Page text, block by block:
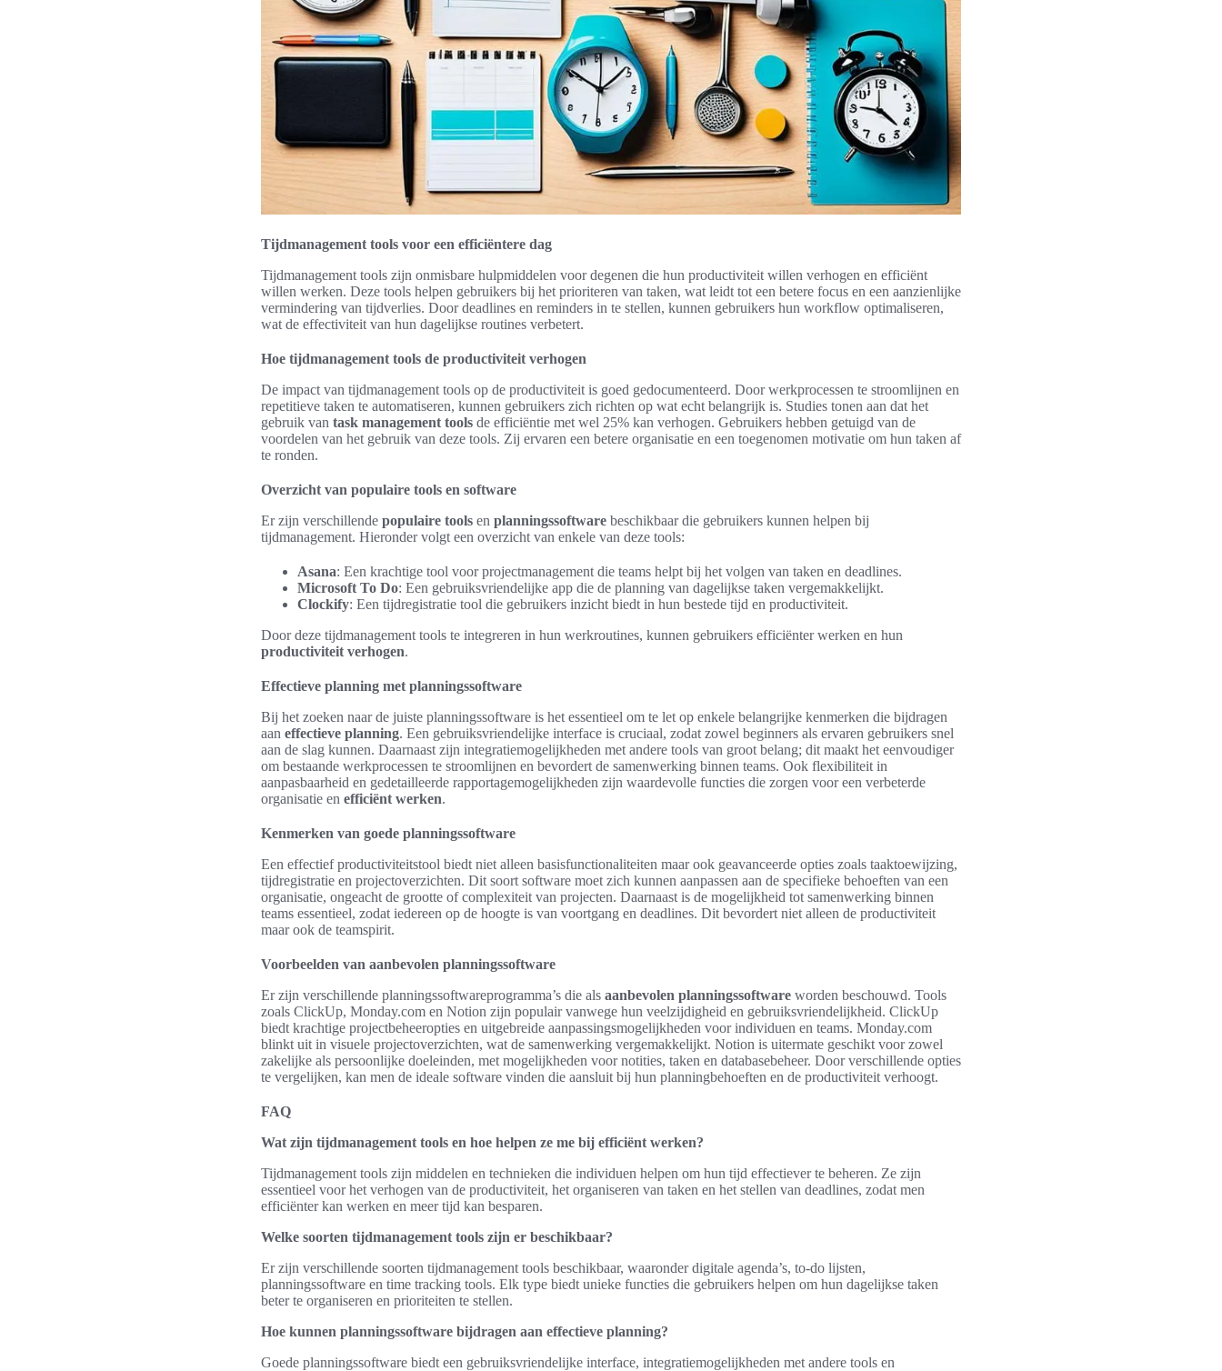
Tijdmanagement tools voor een efficiëntere dag
Tijdmanagement tools zijn onmisbare hulpmiddelen voor degenen die hun productiviteit willen verhogen en efficiënt
willen werken. Deze tools helpen gebruikers bij het prioriteren van taken, wat leidt tot een betere focus en een aanzienlijke
vermindering van tijdverlies. Door deadlines en reminders in te stellen, kunnen gebruikers hun workflow optimaliseren,
wat de effectiviteit van hun dagelijkse routines verbetert.
Hoe tijdmanagement tools de productiviteit verhogen
De impact van tijdmanagement tools op de productiviteit is goed gedocumenteerd. Door werkprocessen te stroomlijnen en
repetitieve taken te automatiseren, kunnen gebruikers zich richten op wat echt belangrijk is. Studies tonen aan dat het
gebruik van task management tools de efficiëntie met wel 25% kan verhogen. Gebruikers hebben getuigd van de
voordelen van het gebruik van deze tools. Zij ervaren een betere organisatie en een toegenomen motivatie om hun taken af
te ronden.
Overzicht van populaire tools en software
Er zijn verschillende populaire tools en planningssoftware beschikbaar die gebruikers kunnen helpen bij
tijdmanagement. Hieronder volgt een overzicht van enkele van deze tools:
Asana: Een krachtige tool voor projectmanagement die teams helpt bij het volgen van taken en deadlines.
Microsoft To Do: Een gebruiksvriendelijke app die de planning van dagelijkse taken vergemakkelijkt.
Clockify: Een tijdregistratie tool die gebruikers inzicht biedt in hun bestede tijd en productiviteit.
Door deze tijdmanagement tools te integreren in hun werkroutines, kunnen gebruikers efficiënter werken en hun
productiviteit verhogen.
Effectieve planning met planningssoftware
Bij het zoeken naar de juiste planningssoftware is het essentieel om te let op enkele belangrijke kenmerken die bijdragen
aan effectieve planning. Een gebruiksvriendelijke interface is cruciaal, zodat zowel beginners als ervaren gebruikers snel
aan de slag kunnen. Daarnaast zijn integratiemogelijkheden met andere tools van groot belang; dit maakt het eenvoudiger
om bestaande werkprocessen te stroomlijnen en bevordert de samenwerking binnen teams. Ook flexibiliteit in
aanpasbaarheid en gedetailleerde rapportagemogelijkheden zijn waardevolle functies die zorgen voor een verbeterde
organisatie en efficiënt werken.
Kenmerken van goede planningssoftware
Een effectief productiviteitstool biedt niet alleen basisfunctionaliteiten maar ook geavanceerde opties zoals taaktoewijzing,
tijdregistratie en projectoverzichten. Dit soort software moet zich kunnen aanpassen aan de specifieke behoeften van een
organisatie, ongeacht de grootte of complexiteit van projecten. Daarnaast is de mogelijkheid tot samenwerking binnen
teams essentieel, zodat iedereen op de hoogte is van voortgang en deadlines. Dit bevordert niet alleen de productiviteit
maar ook de teamspirit.
Voorbeelden van aanbevolen planningssoftware
Er zijn verschillende planningssoftwareprogramma’s die als aanbevolen planningssoftware worden beschouwd. Tools
zoals ClickUp, Monday.com en Notion zijn populair vanwege hun veelzijdigheid en gebruiksvriendelijkheid. ClickUp
biedt krachtige projectbeheeropties en uitgebreide aanpassingsmogelijkheden voor individuen en teams. Monday.com
blinkt uit in visuele projectoverzichten, wat de samenwerking vergemakkelijkt. Notion is uitermate geschikt voor zowel
zakelijke als persoonlijke doeleinden, met mogelijkheden voor notities, taken en databasebeheer. Door verschillende opties
te vergelijken, kan men de ideale software vinden die aansluit bij hun planningbehoeften en de productiviteit verhoogt.
FAQ
Wat zijn tijdmanagement tools en hoe helpen ze me bij efficiënt werken?
Tijdmanagement tools zijn middelen en technieken die individuen helpen om hun tijd effectiever te beheren. Ze zijn
essentieel voor het verhogen van de productiviteit, het organiseren van taken en het stellen van deadlines, zodat men
efficiënter kan werken en meer tijd kan besparen.
Welke soorten tijdmanagement tools zijn er beschikbaar?
Er zijn verschillende soorten tijdmanagement tools beschikbaar, waaronder digitale agenda’s, to-do lijsten,
planningssoftware en time tracking tools. Elk type biedt unieke functies die gebruikers helpen om hun dagelijkse taken
beter te organiseren en prioriteiten te stellen.
Hoe kunnen planningssoftware bijdragen aan effectieve planning?
Goede planningssoftware biedt een gebruiksvriendelijke interface, integratiemogelijkheden met andere tools en